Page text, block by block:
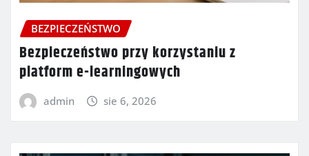
BEZPIECZEŃSTWO
Bezpieczeństwo przy korzystaniu z
platform e-learningowych
admin sie 6, 2026